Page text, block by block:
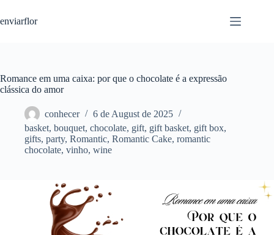
k
c
o
enviarflor
Romance em uma caixa: por que o chocolate é a expressão
clássica do amor
conhecer
6 de August de 2025
basket, bouquet, chocolate, gift, gift basket, gift box,
gifts, party, Romantic, Romantic Cake, romantic
chocolate, vinho, wine